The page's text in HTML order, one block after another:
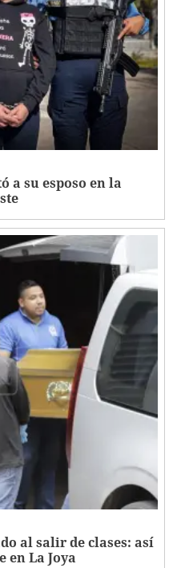
a su esposo en la
al salir de clases: así
en La Joya